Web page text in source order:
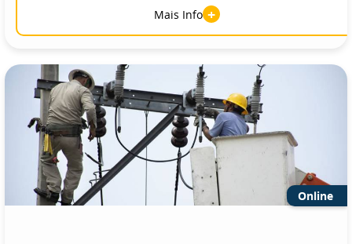
Mais Info +
Online